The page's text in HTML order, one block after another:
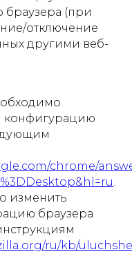
браузера (при
отключение
другими веб-
конфигурацию
chrome/
.
изменить
браузера
ru/kb/